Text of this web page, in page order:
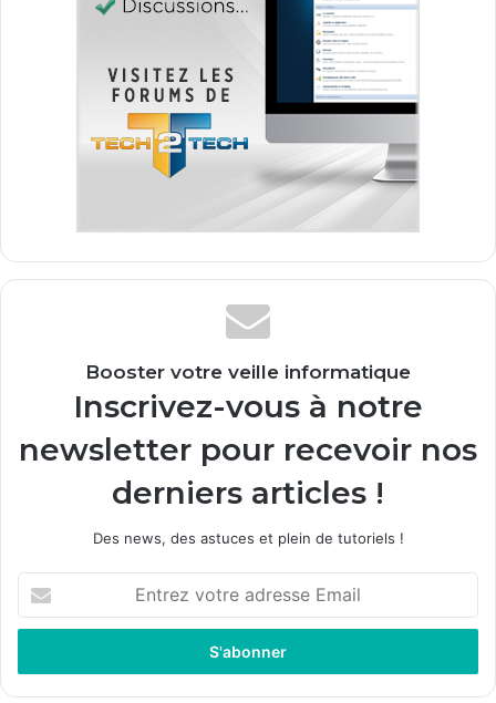
Booster votre veille informatique
Inscrivez-vous à notre
newsletter pour recevoir nos
derniers articles !
Des news, des astuces et plein de tutoriels !
votre
adresse